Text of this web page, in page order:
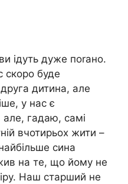
ідуть дуже поrано.
скоро буде
дитина, але
у нас є
але, гадаю, самі
вчотирьох жити –
сина
на те, що йому не
Наш старший не